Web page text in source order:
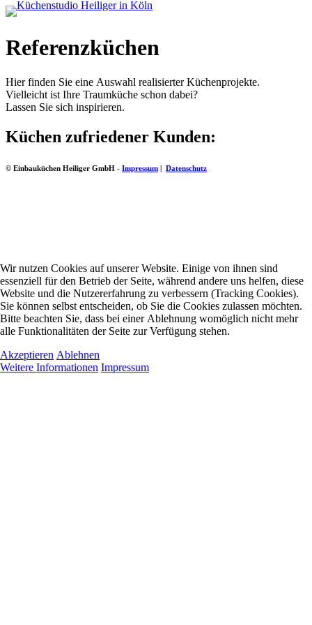
Referenzküchen
Hier finden Sie eine Auswahl realisierter Küchenprojekte.
Vielleicht ist Ihre Traumküche schon dabei?
Lassen Sie sich inspirieren.
Küchen zufriedener Kunden:
© Einbauküchen Heiliger GmbH - Impressum | Datenschutz
Wir nutzen Cookies auf unserer Website. Einige von ihnen sind
essenziell für den Betrieb der Seite, während andere uns helfen, diese
Website und die Nutzererfahrung zu verbessern (Tracking Cookies).
Sie können selbst entscheiden, ob Sie die Cookies zulassen möchten.
Bitte beachten Sie, dass bei einer Ablehnung womöglich nicht mehr
alle Funktionalitäten der Seite zur Verfügung stehen.
Akzeptieren Ablehnen
Weitere Informationen Impressum